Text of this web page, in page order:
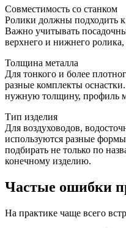
Совместимость со станком
Ролики должны подходить
Важно учитывать
верхнего и нижнего
Толщина металла
Для тонкого и более
разные комплекты
нужную толщину, профиль
Тип изделия
Для воздуховодов,
используются разные
подбирать не только по
конечному изделию.
Частые ошибки
На практике чаще всего